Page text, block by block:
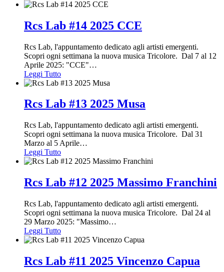
Rcs Lab #14 2025 CCE
Rcs Lab, l'appuntamento dedicato agli artisti emergenti.
Scopri ogni settimana la nuova musica Tricolore. Dal 7 al 12
Aprile 2025: "CCE"…
Leggi Tutto
Rcs Lab #13 2025 Musa
Rcs Lab, l'appuntamento dedicato agli artisti emergenti.
Scopri ogni settimana la nuova musica Tricolore. Dal 31
Marzo al 5 Aprile…
Leggi Tutto
Rcs Lab #12 2025 Massimo Franchini
Rcs Lab, l'appuntamento dedicato agli artisti emergenti.
Scopri ogni settimana la nuova musica Tricolore. Dal 24 al
29 Marzo 2025: "Massimo…
Leggi Tutto
Rcs Lab #11 2025 Vincenzo Capua